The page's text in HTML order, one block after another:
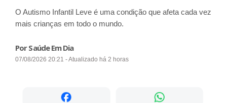
O Autismo Infantil Leve é uma condição que afeta cada vez
mais crianças em todo o mundo.
Por Saúde Em Dia
07/08/2026 20:21 - Atualizado há 2 horas